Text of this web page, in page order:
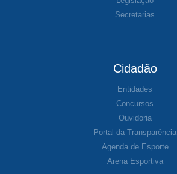
Secretarias
Cidadão
Entidades
Concursos
Ouvidoria
Portal da Transparência
Agenda de Esporte
Arena Esportiva